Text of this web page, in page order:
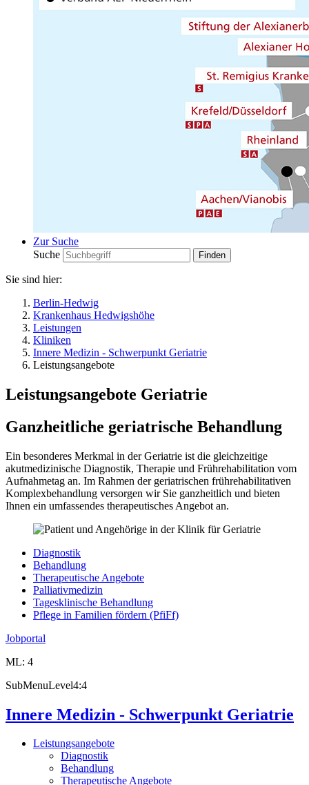
Zur Suche
Suche
Sie sind hier:
Berlin-Hedwig
Krankenhaus Hedwigshöhe
Leistungen
Kliniken
Innere Medizin - Schwerpunkt Geriatrie
Leistungsangebote
Leistungsangebote Geriatrie
Ganzheitliche geriatrische Behandlung
Ein besonderes Merkmal in der Geriatrie ist die gleichzeitige
akutmedizinische Diagnostik, Therapie und Frührehabilitation vom
Aufnahmetag an. Im Rahmen der geriatrischen frührehabilitativen
Komplexbehandlung versorgen wir Sie ganzheitlich und bieten
Ihnen ein umfassendes therapeutisches Angebot an.
Diagnostik
Behandlung
Therapeutische Angebote
Palliativmedizin
Tagesklinische Behandlung
Pflege in Familien fördern (PfiFf)
Jobportal
ML: 4
SubMenuLevel4:4
Innere Medizin - Schwerpunkt Geriatrie
Leistungsangebote
Diagnostik
Behandlung
Therapeutische Angebote